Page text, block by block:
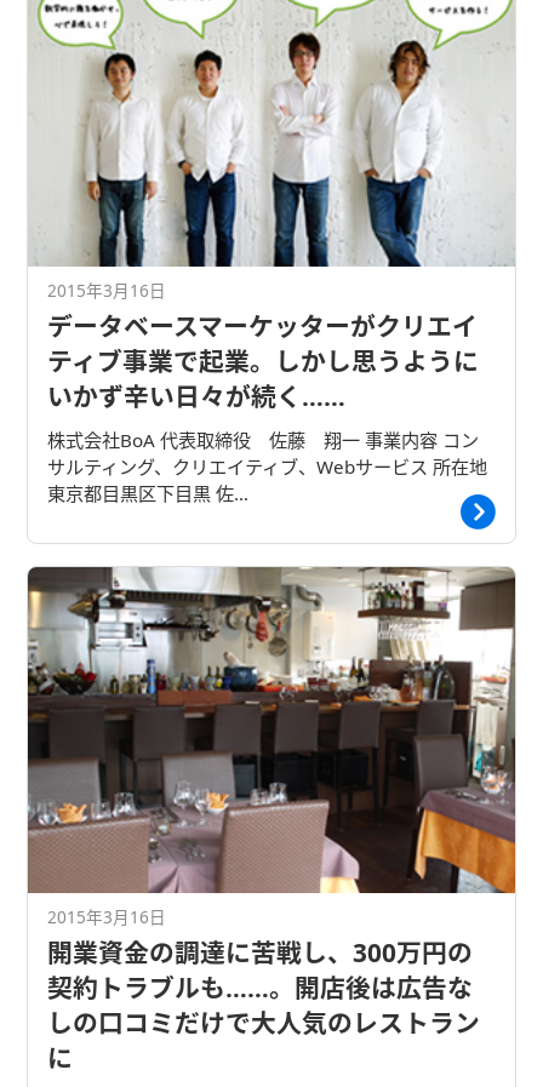
2015年3月16日
データベースマーケッターがクリエイ
ティブ事業で起業。しかし思うように
いかず辛い日々が続く……
株式会社BoA 代表取締役 佐藤 翔一 事業内容 コン
サルティング、クリエイティブ、Webサービス 所在地
東京都目黒区下目黒 佐…
2015年3月16日
開業資金の調達に苦戦し、300万円の
契約トラブルも……。開店後は広告な
しの口コミだけで大人気のレストラン
に